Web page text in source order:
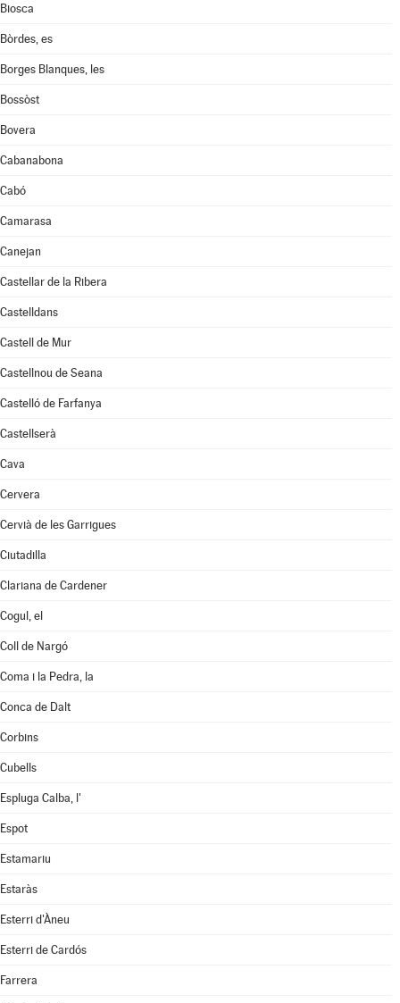
Biosca
Bòrdes, es
Borges Blanques, les
Bossòst
Bovera
Cabanabona
Cabó
Camarasa
Canejan
Castellar de la Ribera
Castelldans
Castell de Mur
Castellnou de Seana
Castelló de Farfanya
Castellserà
Cava
Cervera
Cervià de les Garrigues
Ciutadilla
Clariana de Cardener
Cogul, el
Coll de Nargó
Coma i la Pedra, la
Conca de Dalt
Corbins
Cubells
Espluga Calba, l'
Espot
Estamariu
Estaràs
Esterri d'Àneu
Esterri de Cardós
Farrera